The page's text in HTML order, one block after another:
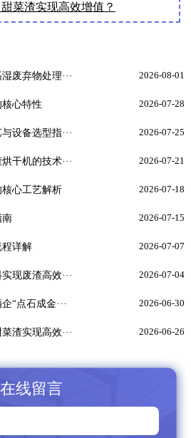
菜渣实现高效增值？
废弃物处理··· 2026-08-01
心特性 2026-07-28
设备选型指··· 2026-07-25
干机的技术··· 2026-07-21
心工艺解析 2026-07-18
南 2026-07-15
详解 2026-07-07
现废渣高效··· 2026-07-04
“点石成金··· 2026-06-30
渣实现高效··· 2026-06-26
在线留言